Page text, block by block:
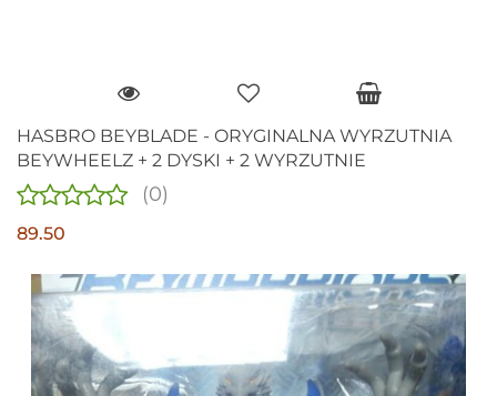
HASBRO BEYBLADE - ORYGINALNA WYRZUTNIA
BEYWHEELZ + 2 DYSKI + 2 WYRZUTNIE
(0)
89.50